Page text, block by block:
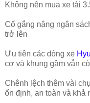
Không nên mua xe tải
Cố gắng nâng ngân
trở lên
Ưu tiên các dòng xe
cơ và khung gầm vẫn
Chênh lệch thêm vài
ổn định, an toàn và khả